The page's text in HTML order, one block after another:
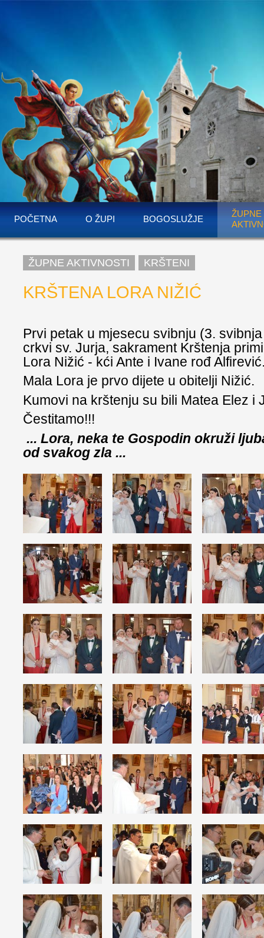
POČETNA O ŽUPI BOGOSLUŽJE
ŽUPNE
ŽUPNE AKTIVNOSTI KRŠTENI
KRŠTENA LORA NIŽIĆ
Prvi petak u mjesecu svibnju (3.
crkvi sv. Jurja, sakrament Krštenja
Lora Nižić - kći Ante i Ivane rođ
Mala Lora je prvo dijete u obitelji Nižić.
Kumovi na krštenju su bili Matea Elez i
Čestitamo!!!
... Lora, neka te Gospodin okruži
od svakog zla ...